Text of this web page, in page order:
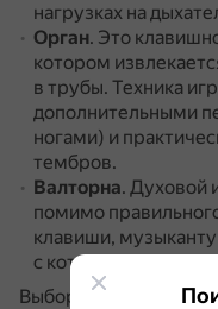
нагрузках на
Орган. Это
котором
в трубы. Техника
дополнительными
ногами) и
тембров.
Валторна. Духовой
помимо
клавиши,
с которой нужно
Выбор наиболее